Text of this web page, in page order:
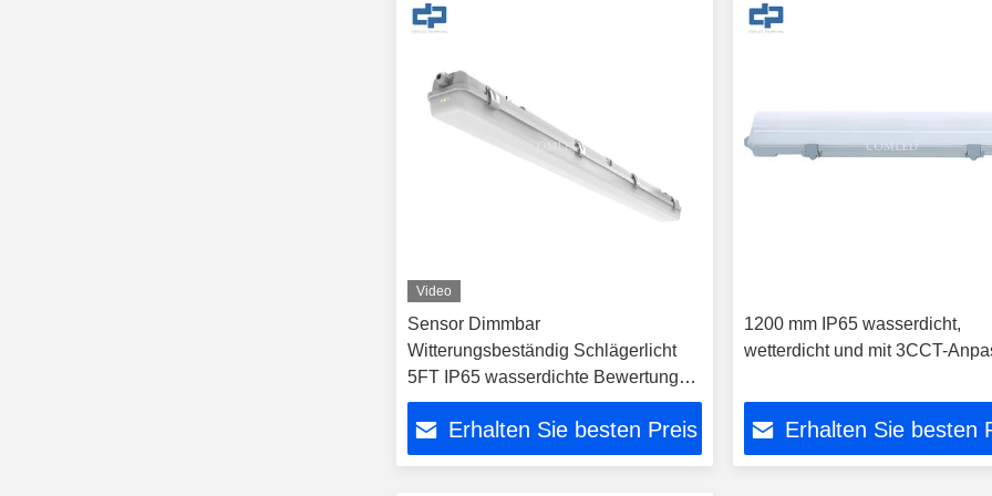
Video
Sensor Dimmbar
Witterungsbeständig Schlägerlicht
5FT IP65 wasserdichte Bewertung
Verknüpfbar installieren
Erhalten Sie besten Preis
1200 mm IP65 wasserdicht,
wetterdicht und mit 3CCT-
Erhalten Sie besten